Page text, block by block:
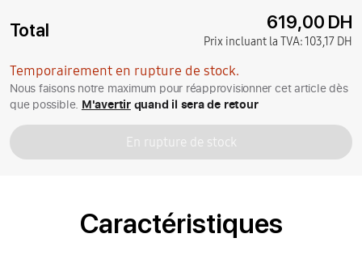
Total 619,00 DH
Prix incluant la TVA:103,17 DH
Temporairement en rupture de stock.
Nous faisons notre maximum pour réapprovisionner cet article dès
que possible. M'avertirquand il sera de retour
En rupture de stock
Caractéristiques